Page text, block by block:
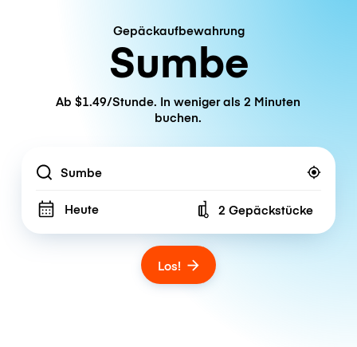
Gepäckaufbewahrung
Sumbe
Ab $1.49/Stunde. In weniger als 2 Minuten
buchen.
Location
Heute Number of bags
2 Gepäckstücke
Los!